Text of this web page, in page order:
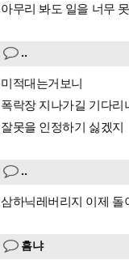
아무리 봐도 일을 너무
..
미적대는거보니
폭락장 지나가길 기다리
잘못을 인정하기 싫겠지
..
삼하닉레버리지 이제 돌
흠냐